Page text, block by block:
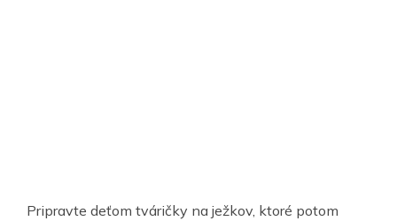
Pripravte deťom tváričky na ježkov, ktoré potom